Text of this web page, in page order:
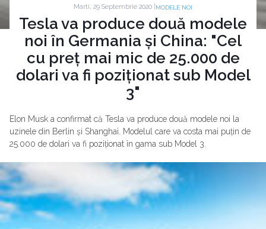
Marti, 29 Septembrie 2020 | MODELE NOI
Tesla va produce două modele
noi în Germania și China: "Cel
cu preț mai mic de 25.000 de
dolari va fi poziționat sub Model
3"
Elon Musk a confirmat că Tesla va produce două modele noi la
uzinele din Berlin și Shanghai. Modelul care va costa mai puțin de
25.000 de dolari va fi poziționat în gama sub Model 3.